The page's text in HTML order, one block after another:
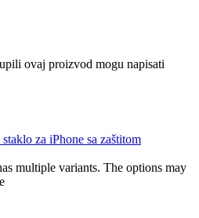
ovaj proizvod mogu napisati
multiple variants. The options may